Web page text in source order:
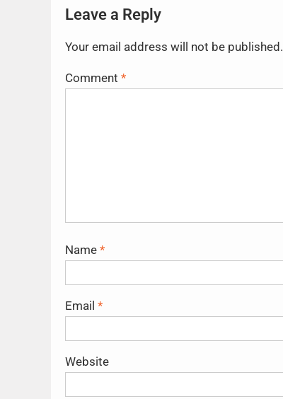
Leave a Reply
Your email address will not be published.
Comment *
Name *
Email *
Website